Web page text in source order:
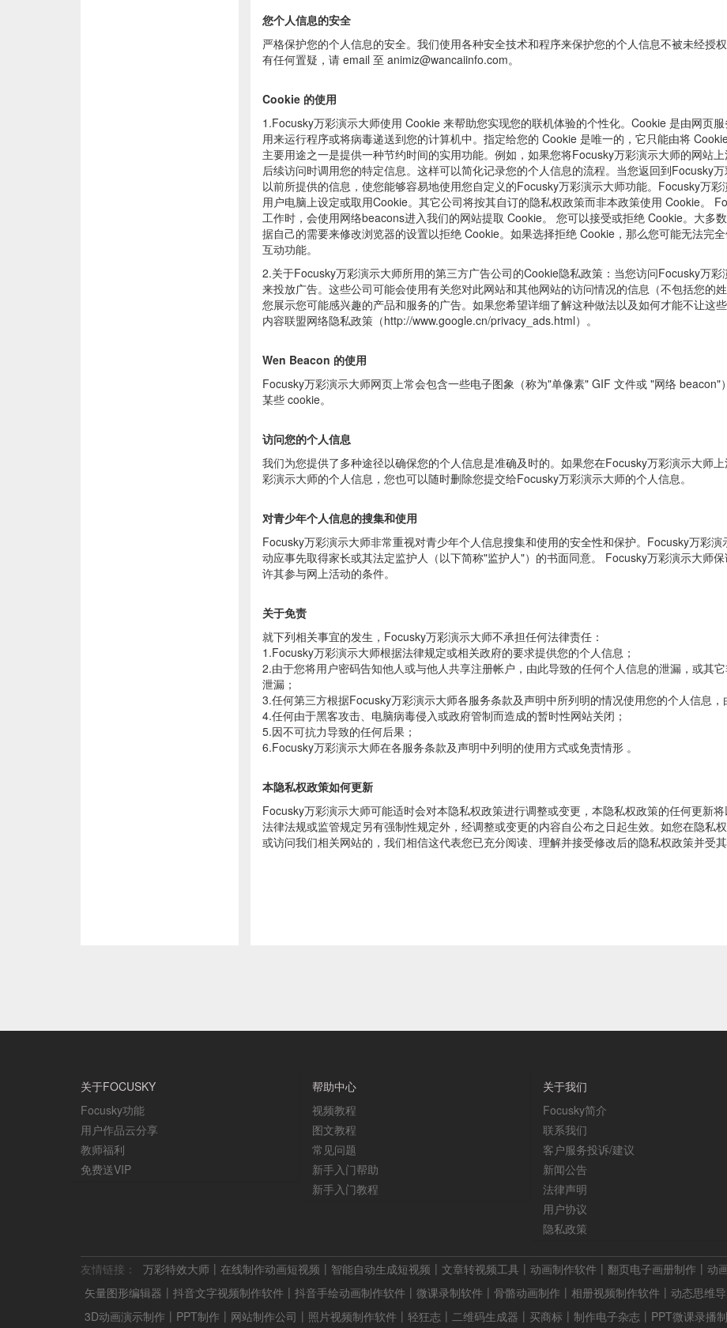
您个人信息的安全
严格保护您的个人信息的安全。我们使用各种安全技术和程序来保护您的个人信息不被未经授
有任何置疑，请 email 至 animiz@wancaiinfo.com。
Cookie 的使用
1.Focusky万彩演示大师使用 Cookie 来帮助您实现您的联机体验的个性化。Cookie 是由网页
用来运行程序或将病毒递送到您的计算机中。指定给您的 Cookie 是唯一的，它只能由将
主要用途之一是提供一种节约时间的实用功能。例如，如果您将Focusky万彩演示大师的网站
后续访问时调用您的特定信息。这样可以简化记录您的个人信息的流程。当您返回到Focusky
以前所提供的信息，使您能够容易地使用您自定义的Focusky万彩演示大师功能。Focusky万
用户电脑上设定或取用Cookie。其它公司将按其自订的隐私权政策而非本政策使用 Cookie。
工作时，会使用网络beacons进入我们的网站提取 Cookie。 您可以接受或拒绝 Cookie。大多
据自己的需要来修改浏览器的设置以拒绝 Cookie。如果选择拒绝 Cookie，那么您可能无法完
互动功能。
2.关于Focusky万彩演示大师所用的第三方广告公司的Cookie隐私政策：当您访问Focusky万
来投放广告。这些公司可能会使用有关您对此网站和其他网站的访问情况的信息（不包括您的
您展示您可能感兴趣的产品和服务的广告。如果您希望详细了解这种做法以及如何才能不让这
内容联盟网络隐私政策（http://www.google.cn/privacy_ads.html）。
Wen Beacon 的使用
Focusky万彩演示大师网页上常会包含一些电子图象（称为"单像素" GIF 文件或 "网络
某些 cookie。
访问您的个人信息
我们为您提供了多种途径以确保您的个人信息是准确及时的。如果您在Focusky万彩演示大师
彩演示大师的个人信息，您也可以随时删除您提交给Focusky万彩演示大师的个人信息。
对青少年个人信息的搜集和使用
Focusky万彩演示大师非常重视对青少年个人信息搜集和使用的安全性和保护。Focusky万彩
动应事先取得家长或其法定监护人（以下简称"监护人"）的书面同意。 Focusky万彩演示大师
许其参与网上活动的条件。
关于免责
就下列相关事宜的发生，Focusky万彩演示大师不承担任何法律责任：
1.Focusky万彩演示大师根据法律规定或相关政府的要求提供您的个人信息；
2.由于您将用户密码告知他人或与他人共享注册帐户，由此导致的任何个人信息的泄漏，或其
泄漏；
3.任何第三方根据Focusky万彩演示大师各服务条款及声明中所列明的情况使用您的个人信息，
4.任何由于黑客攻击、电脑病毒侵入或政府管制而造成的暂时性网站关闭；
5.因不可抗力导致的任何后果；
6.Focusky万彩演示大师在各服务条款及声明中列明的使用方式或免责情形 。
本隐私权政策如何更新
Focusky万彩演示大师可能适时会对本隐私权政策进行调整或变更，本隐私权政策的任何更新
法律法规或监管规定另有强制性规定外，经调整或变更的内容自公布之日起生效。如您在隐私
或访问我们相关网站的，我们相信这代表您已充分阅读、理解并接受修改后的隐私权政策并受其
关于FOCUSKY
Focusky功能
用户作品云分享
教师福利
免费送VIP
帮助中心
视频教程
图文教程
常见问题
新手入门帮助
新手入门教程
关于我们
Focusky简介
联系我们
客户服务投诉/建议
新闻公告
法律声明
用户协议
隐私政策
友情链接： 万彩特效大师 在线制作动画短视频 智能自动生成短视频 文章转视频工具 动画制作软件 翻页电子画册制作 动
矢量图形编辑器
抖音文字视频制作软件 抖音手绘动画制作软件 微课录制软件 骨骼动画制作 相册视频制作软件 动态思维
3D动画演示制作
PPT制作 网站制作公司 照片视频制作软件 轻狂志 二维码生成器 买商标 制作电子杂志 PPT微课录播